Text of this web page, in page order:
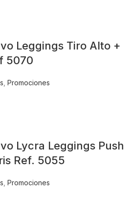
Leggings Tiro Alto +
5070
Promociones
Lycra Leggings Push
Ref. 5055
Promociones